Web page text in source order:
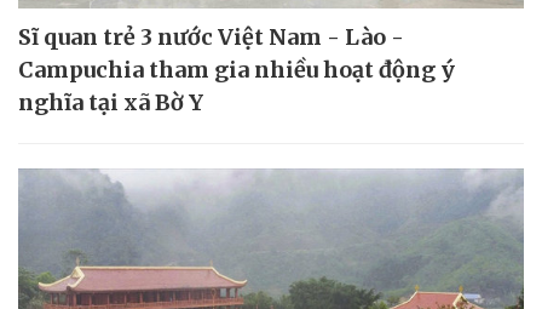
Sĩ quan trẻ 3 nước Việt Nam - Lào -
Campuchia tham gia nhiều hoạt động ý
nghĩa tại xã Bờ Y